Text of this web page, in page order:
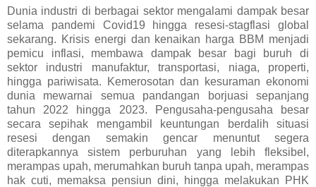
Dunia industri di berbagai sektor mengalami dampak besar
selama pandemi Covid19 hingga resesi-stagflasi global
sekarang. Krisis energi dan kenaikan harga BBM menjadi
pemicu inflasi, membawa dampak besar bagi buruh di
sektor industri manufaktur, transportasi, niaga, properti,
hingga pariwisata. Kemerosotan dan kesuraman ekonomi
dunia mewarnai semua pandangan borjuasi sepanjang
tahun 2022 hingga 2023. Pengusaha-pengusaha besar
secara sepihak mengambil keuntungan berdalih situasi
resesi dengan semakin gencar menuntut segera
diterapkannya sistem perburuhan yang lebih fleksibel,
merampas upah, merumahkan buruh tanpa upah, merampas
hak cuti, memaksa pensiun dini, hingga melakukan PHK